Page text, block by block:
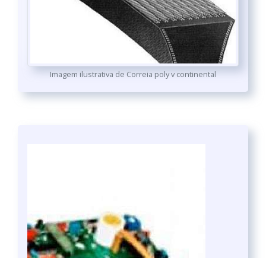
Imagem ilustrativa de Correia poly v continental